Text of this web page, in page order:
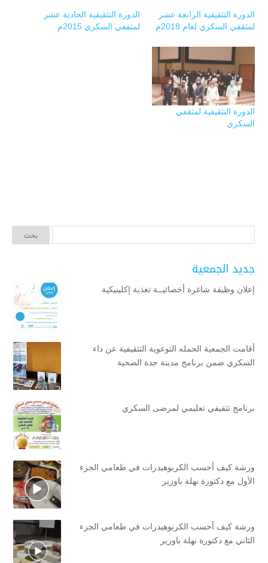
الدورة التثقيفية الرابعة عشر
لمثقفي السكري لعام 2018م
الدورة التثقيفية الحادية عشر
لمثقفي السكري 2015م
الدورة التثقيفية لمثقفي
السكري
جديد الجمعية
إعلان وظيفة شاغرة أخصائيــة تغذية إكلينيكية
أقامت الجمعية الحمله التوعوية التثقيفية عن داء
السكري ضمن برنامج مدينة جدة الصحية
برنامج تثقيفي تعليمي لمرضى السكري
ورشة كيف أحسب الكربوهيدرات في طعامي الجزء
الأول مع دكتورة نهلة باوزير
ورشة كيف أحسب الكربوهيدرات في طعامي الجزء
الثاني مع دكتورة نهلة باوزير